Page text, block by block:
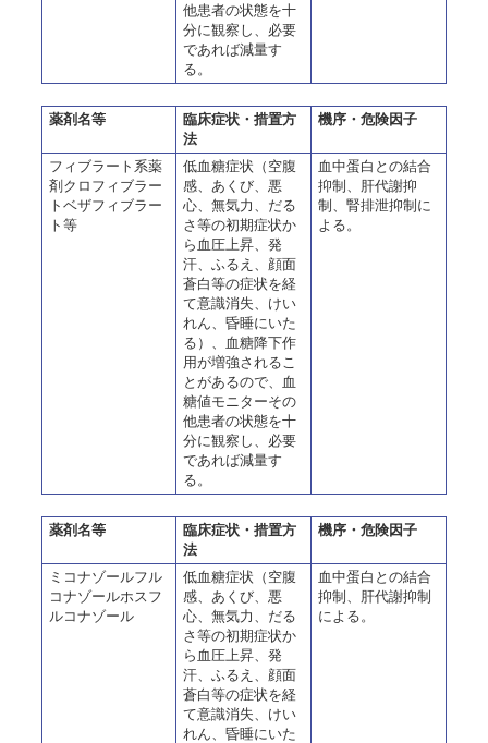
他患者の状態を十
分に観察し、必要
であれば減量す
る。
薬剤名等
臨床症状・措置方
法
機序・危険因子
フィブラート系薬
剤クロフィブラー
トベザフィブラー
ト等
低血糖症状（空腹
感、あくび、悪
心、無気力、だる
さ等の初期症状か
ら血圧上昇、発
汗、ふるえ、顔面
蒼白等の症状を経
て意識消失、けい
れん、昏睡にいた
る）、血糖降下作
用が増強されるこ
とがあるので、血
糖値モニターその
他患者の状態を十
分に観察し、必要
であれば減量す
る。
血中蛋白との結合
抑制、肝代謝抑
制、腎排泄抑制に
よる。
薬剤名等
臨床症状・措置方
法
機序・危険因子
ミコナゾールフル
コナゾールホスフ
ルコナゾール
低血糖症状（空腹
感、あくび、悪
心、無気力、だる
さ等の初期症状か
ら血圧上昇、発
汗、ふるえ、顔面
蒼白等の症状を経
て意識消失、けい
れん、昏睡にいた
血中蛋白との結合
抑制、肝代謝抑制
による。